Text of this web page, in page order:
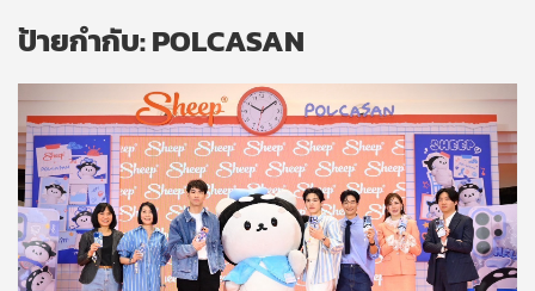
ป้ายกำกับ:POLCASAN